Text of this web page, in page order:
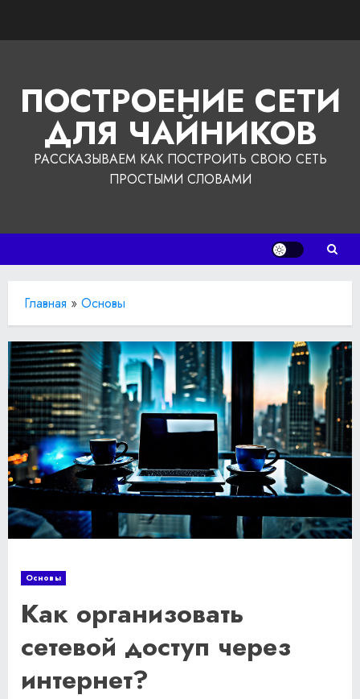
ПОСТРОЕНИЕ СЕТИ
ДЛЯ ЧАЙНИКОВ
РАССКАЗЫВАЕМ КАК ПОСТРОИТЬ СВОЮ СЕТЬ
ПРОСТЫМИ СЛОВАМИ
Главная » Основы
Основы
Как организовать
сетевой доступ через
интернет?